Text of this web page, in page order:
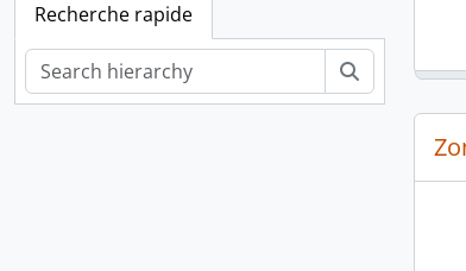
Recherche rapide
Rechercher